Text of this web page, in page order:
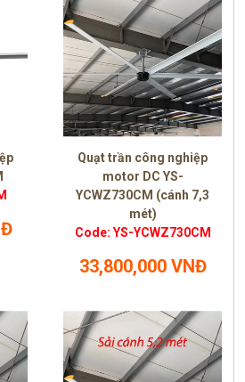
Quạt trần công nghiệp
motor DC YS-
YCWZ730CM (cánh 7,3
mét)
Code: YS-YCWZ730CM
33,800,000 VNĐ